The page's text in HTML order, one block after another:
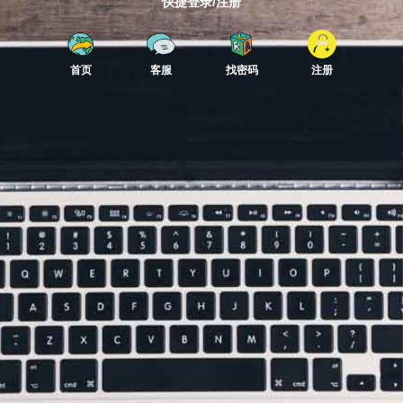
首页 客服 找密码 注册